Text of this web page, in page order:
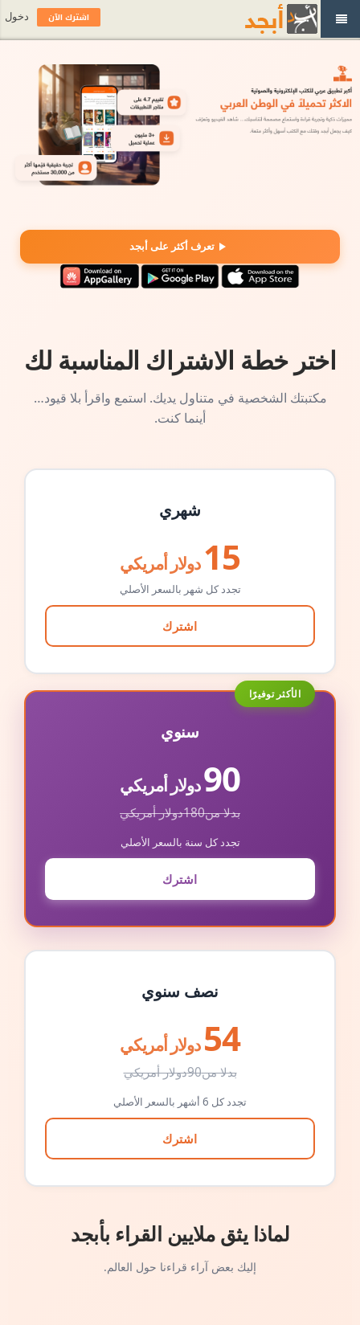
تعرف أكثر على أبجد
اختر خطة الاشتراك المناسبة لك
مكتبتك الشخصية في متناول يديك. استمع واقرأ بلا قيود…
أينما كنت.
شهري
15 دولار أمريكي
تجدد كل شهر بالسعر الأصلي
اشترك
الأكثر توفيرًا
سنوي
90دولار أمريكي
بدلا من180دولار أمريكي
تجدد كل سنة بالسعر الأصلي
اشترك
نصف سنوي
54 دولار أمريكي
بدلا من90دولار أمريكي
تجدد كل 6 أشهر بالسعر الأصلي
اشترك
لماذا يثق ملايين القراء بأبجد
إليك بعض آراء قراءنا حول العالم.
اشترك الآن دخول